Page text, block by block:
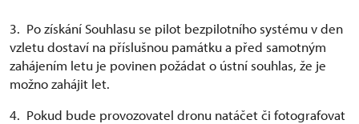
3. Po získání Souhlasu se pilot bezpilotního systému v den
vzletu dostaví na příslušnou památku a před samotným
zahájením letu je povinen požádat o ústní souhlas, že je
možno zahájit let.
4. Pokud bude provozovatel dronu natáčet či fotografovat